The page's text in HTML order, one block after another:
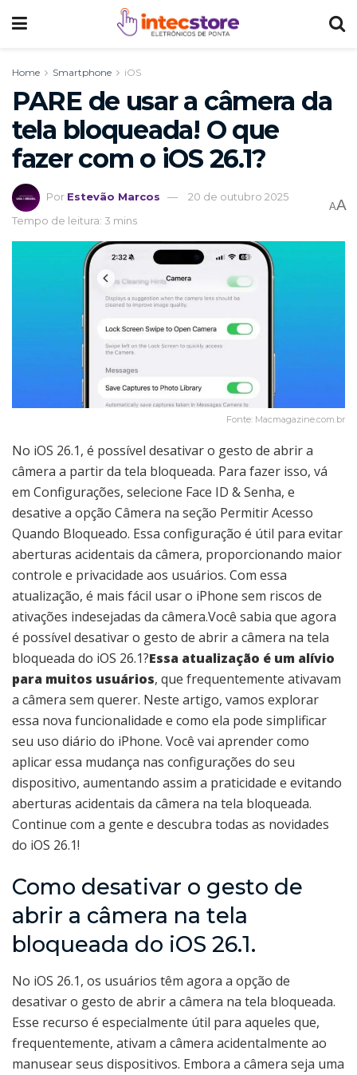
Home Smartphone iOS
PARE de usar a câmera da
tela bloqueada! O que
fazer com o iOS 26.1?
Por Estevão Marcos
20 de outubro 2025
Tempo de leitura: 3 mins
AA
Fonte: Macmagazine.com.br
No iOS 26.1, é possível desativar o gesto de abrir a
câmera a partir da tela bloqueada. Para fazer isso, vá
em Configurações, selecione Face ID & Senha, e
desative a opção Câmera na seção Permitir Acesso
Quando Bloqueado. Essa configuração é útil para evitar
aberturas acidentais da câmera, proporcionando maior
controle e privacidade aos usuários. Com essa
atualização, é mais fácil usar o iPhone sem riscos de
ativações indesejadas da câmera.Você sabia que agora
é possível desativar o gesto de abrir a câmera na tela
bloqueada do iOS 26.1?Essa atualização é um alívio
para muitos usuários, que frequentemente ativavam
a câmera sem querer. Neste artigo, vamos explorar
essa nova funcionalidade e como ela pode simplificar
seu uso diário do iPhone. Você vai aprender como
aplicar essa mudança nas configurações do seu
dispositivo, aumentando assim a praticidade e evitando
aberturas acidentais da câmera na tela bloqueada.
Continue com a gente e descubra todas as novidades
do iOS 26.1!
Como desativar o gesto de
abrir a câmera na tela
bloqueada do iOS 26.1.
No iOS 26.1, os usuários têm agora a opção de
desativar o gesto de abrir a câmera na tela bloqueada.
Esse recurso é especialmente útil para aqueles que,
frequentemente, ativam a câmera acidentalmente ao
manusear seus dispositivos. Embora a câmera seja uma